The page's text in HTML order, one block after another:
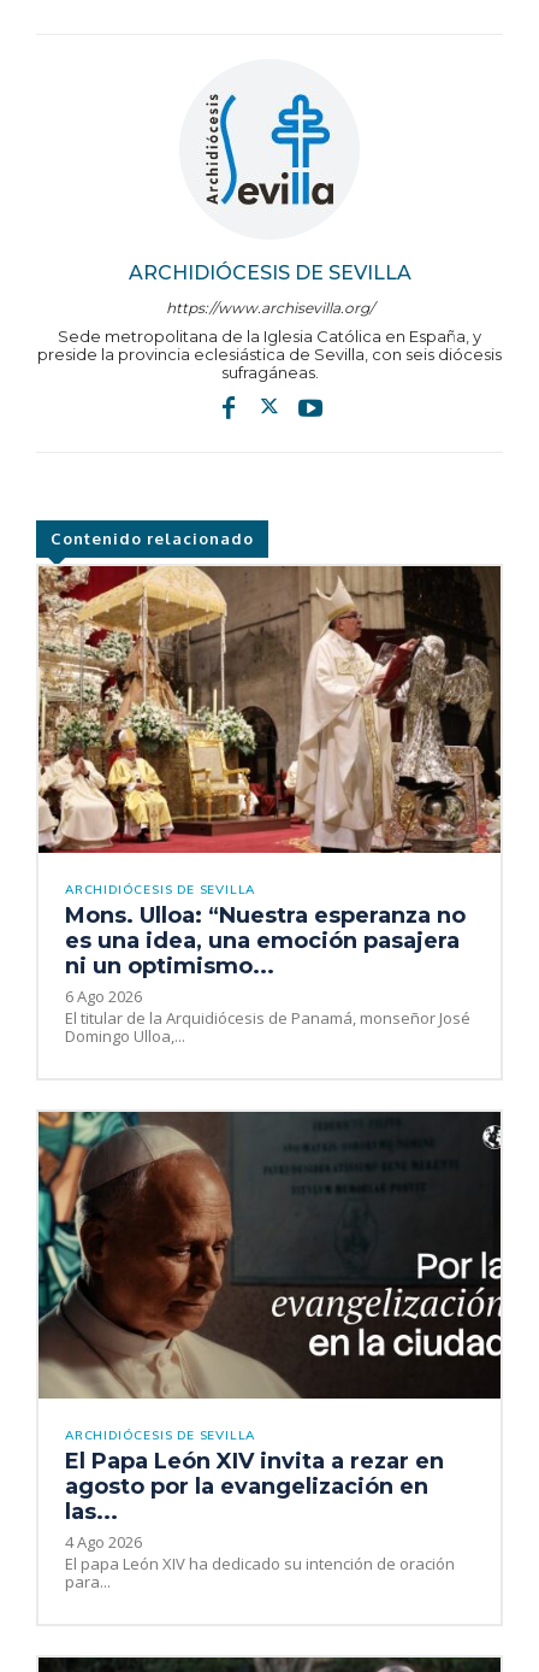
ARCHIDIÓCESIS DE SEVILLA
https://www.archisevilla.org/
Sede metropolitana de la Iglesia Católica en España, y
preside la provincia eclesiástica de Sevilla, con seis diócesis
sufragáneas.
Contenido relacionado
ARCHIDIÓCESIS DE SEVILLA
Mons. Ulloa: “Nuestra esperanza no
es una idea, una emoción pasajera
ni un optimismo...
6 Ago 2026
El titular de la Arquidiócesis de Panamá, monseñor José
Domingo Ulloa,...
ARCHIDIÓCESIS DE SEVILLA
El Papa León XIV invita a rezar en
agosto por la evangelización en
las...
4 Ago 2026
El papa León XIV ha dedicado su intención de oración
para...